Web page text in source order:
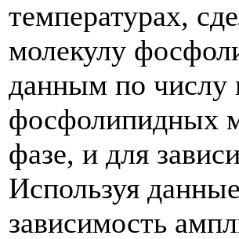
температурах,
молекулу
данным по числу
фосфолипидных
фазе, и для
Используя
зависимость